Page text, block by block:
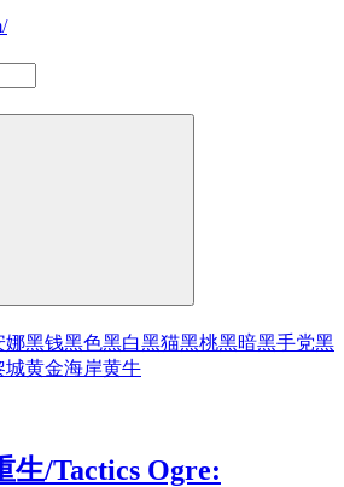
娜黑钱黑色黑白黑猫黑桃黑暗黑手党黑
城黄金海岸黄牛
生/Tactics Ogre: